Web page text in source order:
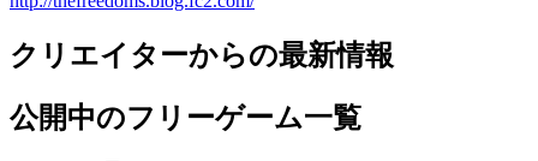
クリエイターからの最新情報
公開中のフリーゲーム一覧